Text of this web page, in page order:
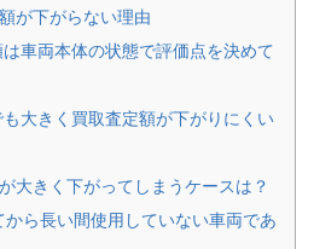
が下がらない理由
車両本体の状態で評価点を決めて
大きく買取査定額が下がりにくい
大きく下がってしまうケースは？
ら長い間使用していない車両であ